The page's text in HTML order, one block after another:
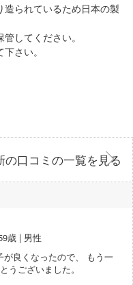
造られているため日本の製
してください。
さい。
の口コミの一覧を見る
歳 | 男性
良くなったので、 もう一
うございました。